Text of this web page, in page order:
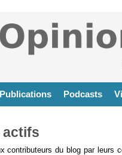
Publications Podcasts
actifs
contributeurs du blog par leurs